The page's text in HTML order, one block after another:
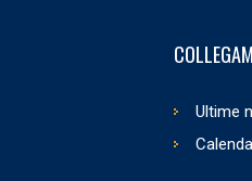
Ultime